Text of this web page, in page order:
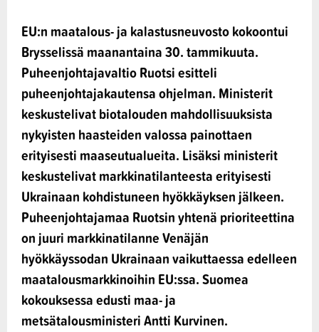
EU:n maatalous- ja kalastusneuvosto kokoontui
Brysselissä maanantaina 30. tammikuuta.
Puheenjohtajavaltio Ruotsi esitteli
puheenjohtajakautensa ohjelman. Ministerit
keskustelivat biotalouden mahdollisuuksista
nykyisten haasteiden valossa painottaen
erityisesti maaseutualueita. Lisäksi ministerit
keskustelivat markkinatilanteesta erityisesti
Ukrainaan kohdistuneen hyökkäyksen jälkeen.
Puheenjohtajamaa Ruotsin yhtenä prioriteettina
on juuri markkinatilanne Venäjän
hyökkäyssodan Ukrainaan vaikuttaessa edelleen
maatalousmarkkinoihin EU:ssa. Suomea
kokouksessa edusti maa- ja
metsätalousministeri Antti Kurvinen.